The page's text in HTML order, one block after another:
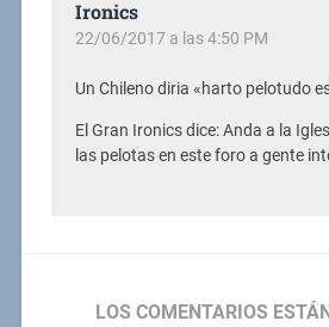
Ironics
22/06/2017 a las 4:50 PM
Un Chileno diria «harto pelotudo
El Gran Ironics dice: Anda a la
las pelotas en este foro a gente
LOS COMENTARIOS